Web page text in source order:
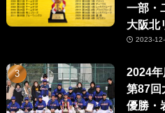
一部・
大阪北
2023-
2024
第87回
優勝・